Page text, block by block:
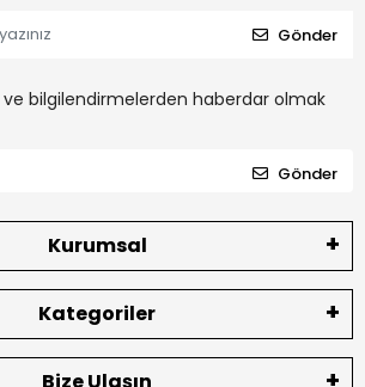
Gönder
bilgilendirmelerden haberdar olmak
Gönder
Kurumsal
Kategoriler
Bize Ulaşın